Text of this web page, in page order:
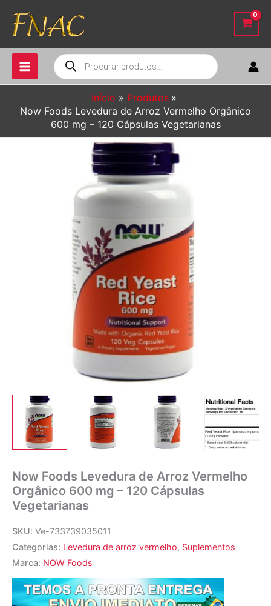
para
conteúdo
Pesquisar
produtos
Início
Produtos
Now Foods Levedura de Arroz Vermelho Orgânico
600 mg – 120 Cápsulas Vegetarianas
Now Foods Levedura de Arroz Vermelho
Orgânico 600 mg – 120 Cápsulas
Vegetarianas
SKU: Ve-733739035011
Categorias: Levedura de arroz vermelho, Suplementos
Marca: NOW Foods